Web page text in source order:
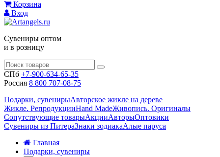
Корзина
Вход
Сувениры оптом
и в розницу
СПб +7-900-634-65-35
Россия 8 800 707-08-75
Подарки, сувенирыАвторское жикле на дереве
Жикле. РепродукцииHand MadeЖивопись. Оригиналы
Сопутствующие товарыАкцииАвторыОптовики
Сувениры из ПитераЗнаки зодиакаАлые паруса
Главная
Подарки, сувениры